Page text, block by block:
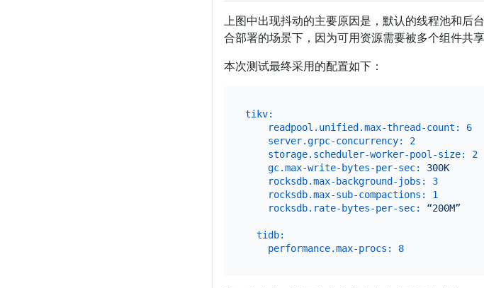
上图中出现抖动的主要原因是，默认的线程池和后
合部署的场景下，因为可用资源需要被多个组件共
本次测试最终采用的配置如下：
tikv:
readpool.unified.max-thread-count:
6
server.grpc-concurrency:
2
storage.scheduler-worker-pool-size:
2
gc.max-write-bytes-per-sec:
300K
rocksdb.max-background-jobs:
3
rocksdb.max-sub-compactions:
1
rocksdb.rate-bytes-per-sec:
“200M”
tidb:
performance.max-procs:
8